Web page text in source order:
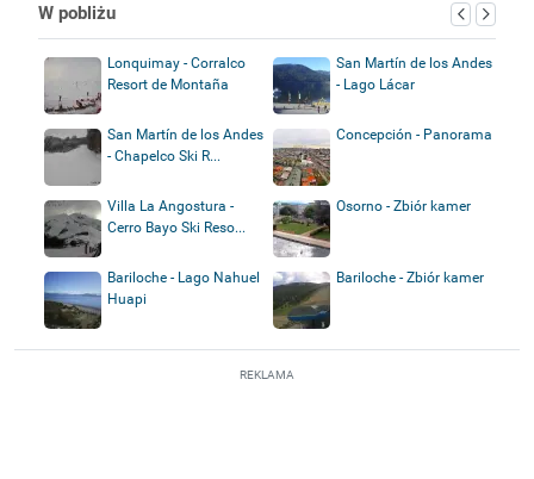
W pobliżu
Lonquimay - Corralco
Resort de Montaña
San Martín de los Andes
- Lago Lácar
San Martín de los Andes
- Chapelco Ski R...
Concepción - Panorama
Villa La Angostura -
Cerro Bayo Ski Reso...
Osorno - Zbiór kamer
Bariloche - Lago Nahuel
Huapi
Bariloche - Zbiór kamer
REKLAMA